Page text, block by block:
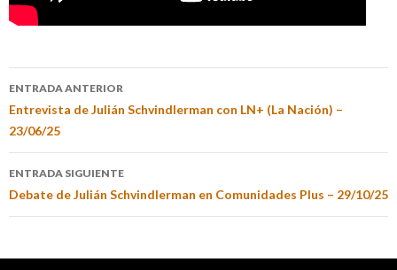
ENTRADA ANTERIOR
Entrevista de Julián Schvindlerman con LN+ (La Nación) –
23/06/25
ENTRADA SIGUIENTE
Debate de Julián Schvindlerman en Comunidades Plus – 29/10/25